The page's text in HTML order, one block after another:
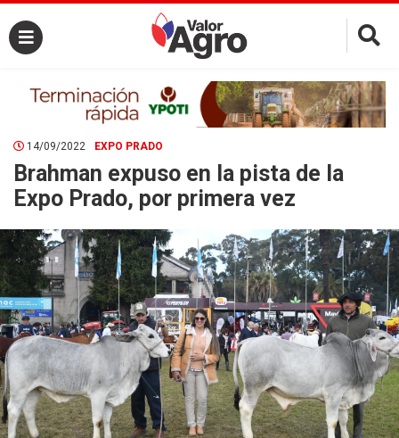
×
14/09/2022 EXPO PRADO
Brahman expuso en la pista de la
Expo Prado, por primera vez